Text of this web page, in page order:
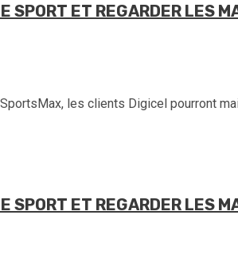
ET REGARDER LES
les clients Digicel pourront
ET REGARDER LES